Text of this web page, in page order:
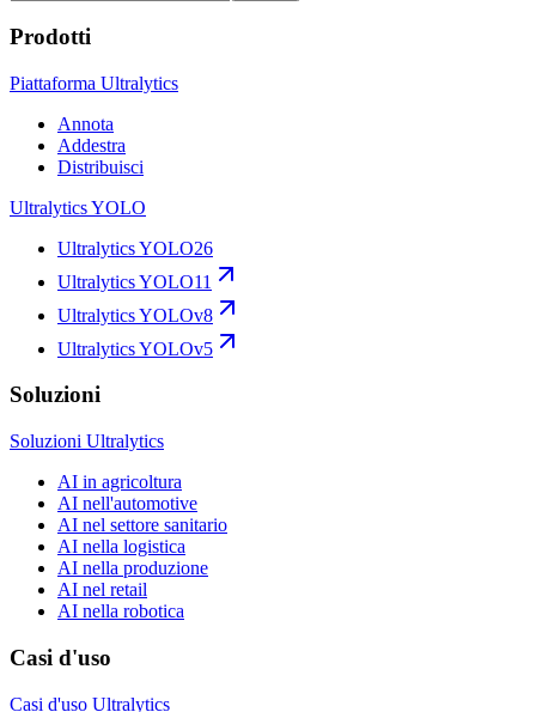
Prodotti
Piattaforma Ultralytics
Annota
Addestra
Distribuisci
Ultralytics YOLO
Ultralytics YOLO26
Ultralytics YOLO11
Ultralytics YOLOv8
Ultralytics YOLOv5
Soluzioni
Soluzioni Ultralytics
AI in agricoltura
AI nell'automotive
AI nel settore sanitario
AI nella logistica
AI nella produzione
AI nel retail
AI nella robotica
Casi d'uso
Casi d'uso Ultralytics